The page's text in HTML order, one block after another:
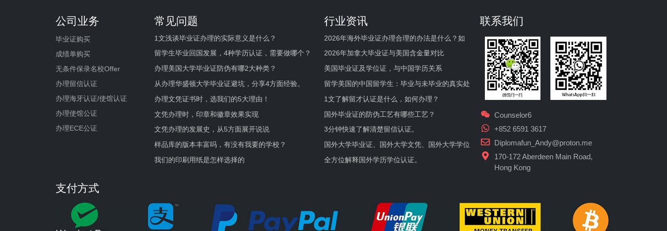
公司业务
毕业证购买
成绩单购买
无条件保录名校Offer
办理留信认证
办理海牙认证/使馆认证
办理使馆公证
办理ECE公证
常见问题
1文浅谈毕业证办理的实际意义是什么？
留学生毕业回国发展，4种学历认证，需要做哪个？
办理美国大学毕业证防伪有哪2大种类？
从办理华盛顿大学毕业证避坑，分享4方面经验。
办理文凭证书时，选我们的5大理由！
文凭办理时，印章和徽章效果实现
文凭办理的发展史，从5方面展开说说
样品库的版本丰富吗，有没有我要的学校？
我们的印刷用纸是怎样选择的
行业资讯
2026年海外毕业证办理合理的办法是什么？如
2026年加拿大毕业证与美国含金量对比
美国毕业证及学位证，与中国学历关系
留学美国的中国留学生：毕业与未毕业的真实处
1文了解留才认证是什么，如何办理？
国外毕业证的防伪工艺有哪些工艺？
3分钟快速了解清楚留信认证。
国外大学毕业证、国外大学文凭、国外大学学位
全方位解释国外学历学位认证。
联系我们
Counselor6
+852 6591 3617
Diplomafun_Andy@proton.me
170-172 Aberdeen Main Road,
Hong Kong
支付方式